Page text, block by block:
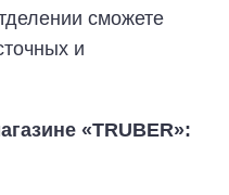
сможете
и
«TRUBER»: